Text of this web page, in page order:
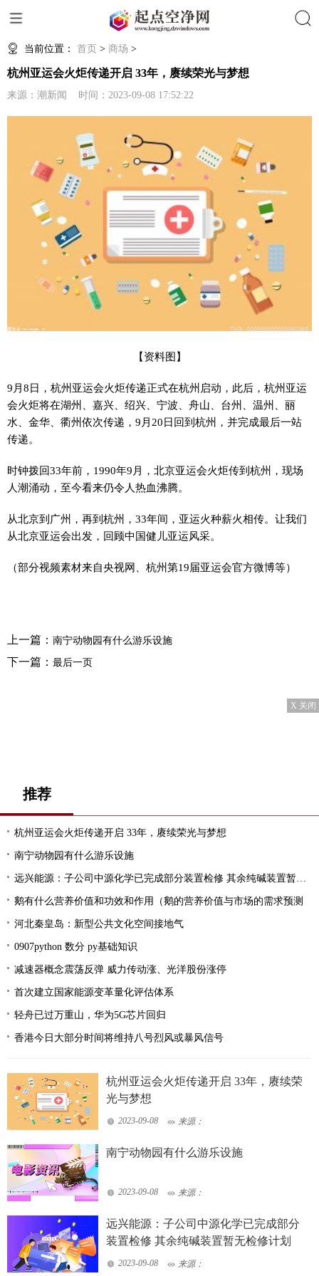
当前位置： 首页 > 商场 >
杭州亚运会火炬传递开启 33年，赓续荣光与梦想
来源：潮新闻 时间：2023-09-08 17:52:22
【资料图】
9月8日，杭州亚运会火炬传递正式在杭州启动，此后，杭州亚运
会火炬将在湖州、嘉兴、绍兴、宁波、舟山、台州、温州、丽
水、金华、衢州依次传递，9月20日回到杭州，并完成最后一站
传递。
时钟拨回33年前，1990年9月，北京亚运会火炬传到杭州，现场
人潮涌动，至今看来仍令人热血沸腾。
从北京到广州，再到杭州，33年间，亚运火种薪火相传。让我们
从北京亚运会出发，回顾中国健儿亚运风采。
（部分视频素材来自央视网、杭州第19届亚运会官方微博等）
上一篇： 南宁动物园有什么游乐设施
下一篇： 最后一页
X 关闭
推荐
杭州亚运会火炬传递开启 33年，赓续荣光与梦想
南宁动物园有什么游乐设施
远兴能源：子公司中源化学已完成部分装置检修 其余纯碱装置暂无检修计划
鹅有什么营养价值和功效和作用（鹅的营养价值与市场的需求预测
河北秦皇岛：新型公共文化空间接地气
0907python 数分 py基础知识
减速器概念震荡反弹 威力传动涨、光洋股份涨停
首次建立国家能源变革量化评估体系
轻舟已过万重山，华为5G芯片回归
香港今日大部分时间将维持八号烈风或暴风信号
杭州亚运会火炬传递开启 33年，赓续荣
光与梦想
2023-09-08 来源：
南宁动物园有什么游乐设施
2023-09-08 来源：
远兴能源：子公司中源化学已完成部分
装置检修 其余纯碱装置暂无检修计划
2023-09-08 来源：